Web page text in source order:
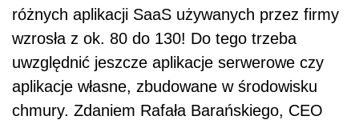
różnych aplikacji SaaS używanych przez firmy
wzrosła z ok. 80 do 130! Do tego trzeba
uwzględnić jeszcze aplikacje serwerowe czy
aplikacje własne, zbudowane w środowisku
chmury. Zdaniem Rafała Barańskiego, CEO